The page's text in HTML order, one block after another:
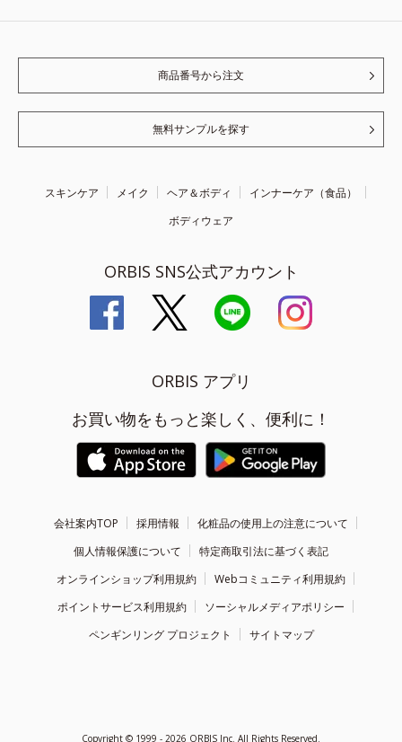
商品番号から注文
無料サンプルを探す
スキンケア メイク ヘア＆ボディ
インナーケア（食品）
ボディウェア
ORBIS SNS公式アカウント
ORBIS アプリ
お買い物をもっと楽しく、便利に！
会社案内TOP 採用情報
化粧品の使用上の注意について
個人情報保護について
特定商取引法に基づく表記
オンラインショップ利用規約
Webコミュニティ利用規約
ポイントサービス利用規約
ソーシャルメディアポリシー
ペンギンリング プロジェクト
サイトマップ
Copyright © 1999 - 2026 ORBIS Inc. All Rights Reserved.